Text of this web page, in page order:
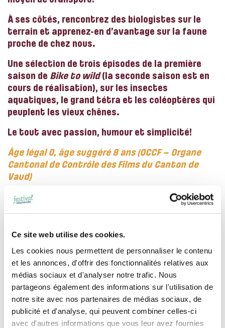
Ce site web utilise des cookies.
Les cookies nous permettent de personnaliser le contenu
et les annonces, d'offrir des fonctionnalités relatives aux
médias sociaux et d'analyser notre trafic. Nous
partageons également des informations sur l'utilisation de
notre site avec nos partenaires de médias sociaux, de
publicité et d'analyse, qui peuvent combiner celles-ci
avec d'autres informations que vous leur avez fournies
À ses côtés, rencontrez des biologistes sur le
terrain et apprenez-en d’avantage sur la faune
proche de chez nous.
Une sélection de trois épisodes de la première
saison de Bike to wild(la seconde saison est en
cours de réalisation), sur les insectes
aquatiques, le grand tétra et les coléoptères qui
peuplent les vieux chênes.
Le tout avec passion, humour et simplicité!
Âge légal 0, âge suggéré 8 ans (OCCF – Organe
Cantonal de Contrôle des Films du Canton de
Vaud)
Retrouvez Victor Ammann auCoin des
curieux
pour une conférence le dimanche